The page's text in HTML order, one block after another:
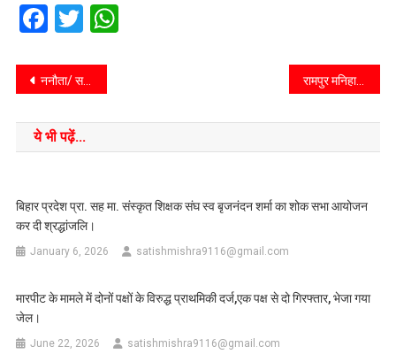
Facebook
TwitterWhatsApp
ननौता/ सहारनपुर/ उत्तर प्रदेशयाहियापुर मुख्य मार्ग से अतिक्रमण हटाया गया: सहारनपुर में ग्राम प्रधान पति ने जेसीबी से कुरडी उपले हटवाए रामपुर मनिहारान/सहारनपुर/उप्र/कस्बे में आवारा घूम रहे गौवंश के कारण लोगों को भारी परेशानियों का सामना करना पड़ रहा है। जिसके चलते एक साँड़ के बाजार में बीचोबीच खड़े होने पर जाम लग गया।
ये भी पढ़ें...
बिहार प्रदेश प्रा. सह मा. संस्कृत शिक्षक संघ स्व बृजनंदन शर्मा का शोक सभा आयोजन
कर दी श्रद्धांजलि।
January 6, 2026 satishmishra9116@gmail.com
मारपीट के मामले में दोनों पक्षों के विरुद्ध प्राथमिकी दर्ज,एक पक्ष से दो गिरफ्तार, भेजा गया
जेल।
June 22, 2026 satishmishra9116@gmail.com